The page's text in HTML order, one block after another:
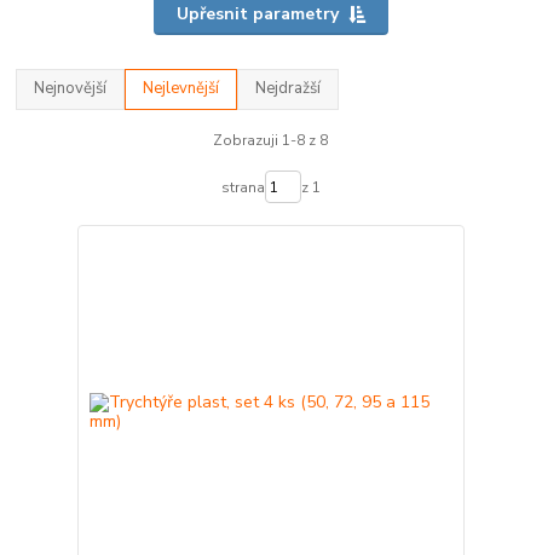
Upřesnit parametry
Nejnovější Nejlevnější Nejdražší
Zobrazuji 1-8 z 8
strana z 1